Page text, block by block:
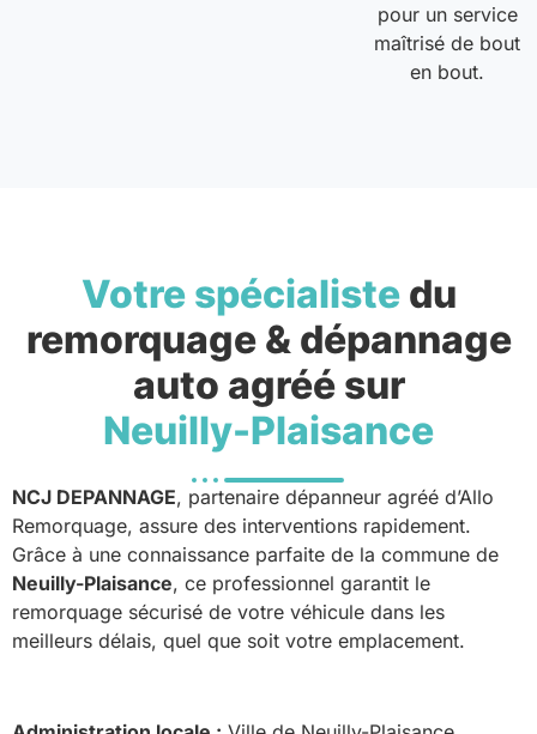
pour un service
maîtrisé de bout
en bout.
Votre spécialistedu
remorquage & dépannage
auto agréé sur
Neuilly-Plaisance
NCJ DEPANNAGE, partenaire dépanneur agréé d’Allo
Remorquage, assure des interventions rapidement.
Grâce à une connaissance parfaite de la commune de
Neuilly-Plaisance, ce professionnel garantit le
remorquage sécurisé de votre véhicule dans les
meilleurs délais, quel que soit votre emplacement.